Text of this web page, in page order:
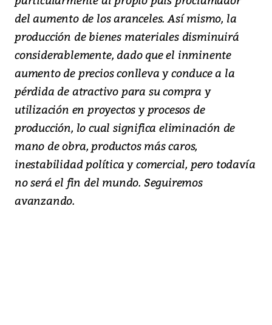
del aumento de los aranceles. Así mismo, la
producción de bienes materiales disminuirá
considerablemente, dado que el inminente
aumento de precios conlleva y conduce a la
pérdida de atractivo para su compra y
utilización en proyectos y procesos de
producción, lo cual significa eliminación de
mano de obra, productos más caros,
inestabilidad política y comercial, pero todavía
no será el fin del mundo. Seguiremos
avanzando.